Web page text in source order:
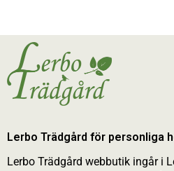
Lerbo Trädgård för personliga
Lerbo Trädgård webbutik ingår i